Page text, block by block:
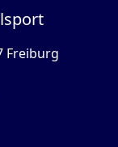
Freiburg